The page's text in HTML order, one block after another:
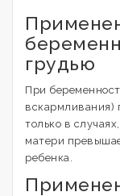
грудью
При
вскармливания)
только в
матери
ребенка.